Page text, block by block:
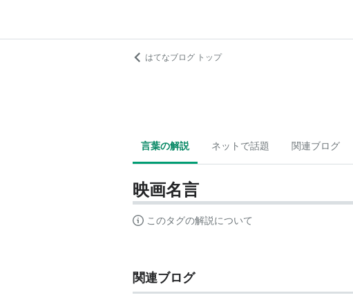
はてなブログ トップ
言葉の解説 ネットで話題 関連ブログ
映画名言
このタグの解説について
関連ブログ